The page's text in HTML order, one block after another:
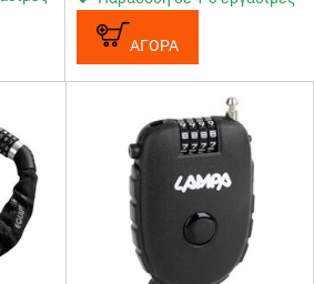
ΑΓΟΡΑ